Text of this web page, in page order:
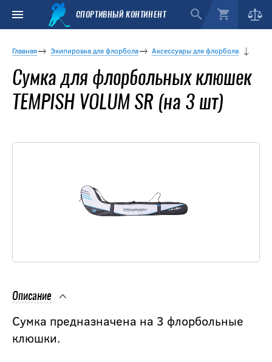
СПОРТИВНЫЙ КОНТИНЕНТ
Главная Экипировка для флорбола Аксессуары для флорбола
Сумка для флорбольных клюшек
TEMPISH VOLUM SR (на 3 шт)
Описание
Сумка предназначена на 3 флорбольные
клюшки.